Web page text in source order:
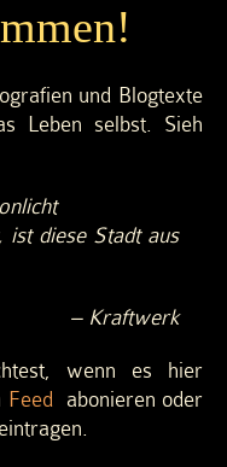
und Blogtexte
Leben selbst. Sieh
ist diese Stadt aus
– Kraftwerk
wenn es hier
Feedabonieren oder